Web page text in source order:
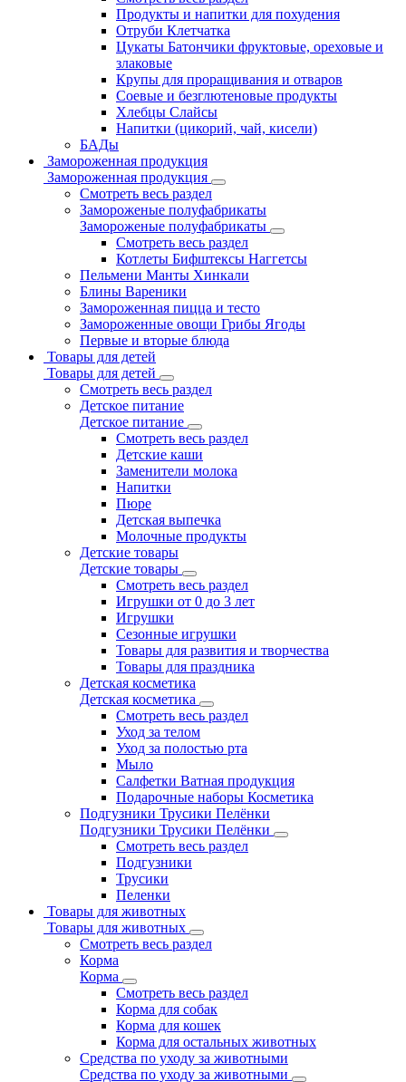
Продукты и напитки для похудения
Отруби Клетчатка
Цукаты Батончики фруктовые, ореховые и
злаковые
Крупы для проращивания и отваров
Соевые и безглютеновые продукты
Хлебцы Слайсы
Напитки (цикорий, чай, кисели)
БАДы
Замороженная продукция
Замороженная продукция
Смотреть весь раздел
Замороженые полуфабрикаты
Замороженые полуфабрикаты
Смотреть весь раздел
Котлеты Бифштексы Наггетсы
Пельмени Манты Хинкали
Блины Вареники
Замороженная пицца и тесто
Замороженные овощи Грибы Ягоды
Первые и вторые блюда
Товары для детей
Товары для детей
Смотреть весь раздел
Детское питание
Детское питание
Смотреть весь раздел
Детские каши
Заменители молока
Напитки
Пюре
Детская выпечка
Молочные продукты
Детские товары
Детские товары
Смотреть весь раздел
Игрушки от 0 до 3 лет
Игрушки
Сезонные игрушки
Товары для развития и творчества
Товары для праздника
Детская косметика
Детская косметика
Смотреть весь раздел
Уход за телом
Уход за полостью рта
Мыло
Салфетки Ватная продукция
Подарочные наборы Косметика
Подгузники Трусики Пелёнки
Подгузники Трусики Пелёнки
Смотреть весь раздел
Подгузники
Трусики
Пеленки
Товары для животных
Товары для животных
Смотреть весь раздел
Корма
Корма
Смотреть весь раздел
Корма для собак
Корма для кошек
Корма для остальных животных
Средства по уходу за животными
Средства по уходу за животными